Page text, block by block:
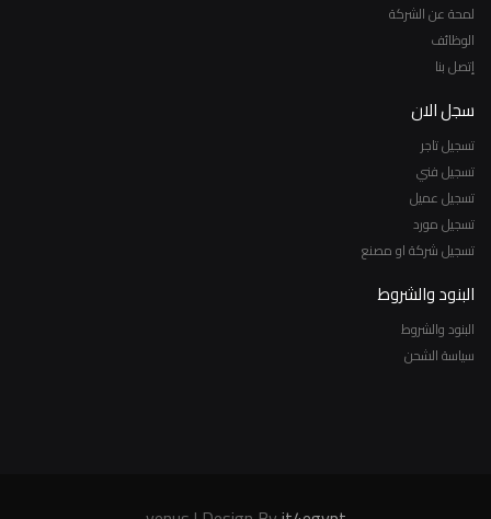
لمحة عن الشركة
الوظائف
إتصل بنا
سجل الان
تسجيل تاجر
تسجيل فني
تسجيل عميل
تسجيل مورد
تسجيل شركة او مصنع
البنود والشروط
البنود والشروط
سياسة الشحن